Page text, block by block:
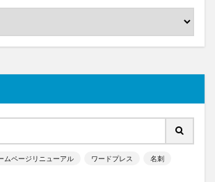
ムページリニューアル ワードプレス 名刺